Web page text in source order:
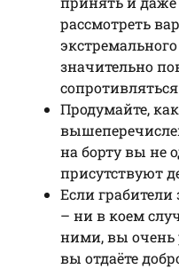
рассмотреть
значительно
Продумайте,
на борту вы не
присутствуют
Если
– ни в коем
ними, вы очень
вы отдаёте